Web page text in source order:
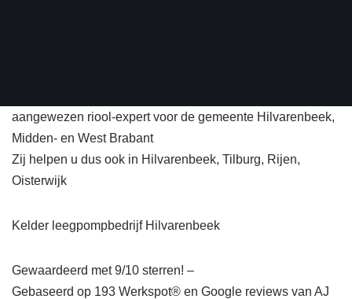
aangewezen riool-expert voor de gemeente Hilvarenbeek,
Midden- en West Brabant
Zij helpen u dus ook in Hilvarenbeek, Tilburg, Rijen,
Oisterwijk
Kelder leegpompbedrijf Hilvarenbeek
Gewaardeerd met 9/10 sterren! –
Gebaseerd op 193 Werkspot® en Google reviews van AJ